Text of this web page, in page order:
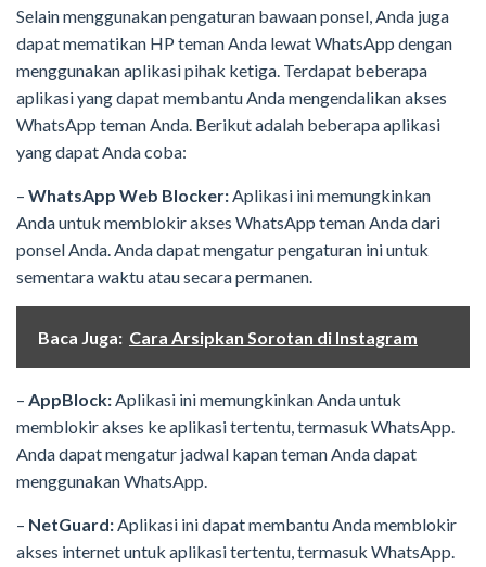
Selain menggunakan pengaturan bawaan ponsel, Anda juga
dapat mematikan HP teman Anda lewat WhatsApp dengan
menggunakan aplikasi pihak ketiga. Terdapat beberapa
aplikasi yang dapat membantu Anda mengendalikan akses
WhatsApp teman Anda. Berikut adalah beberapa aplikasi
yang dapat Anda coba:
– WhatsApp Web Blocker:Aplikasi ini memungkinkan
Anda untuk memblokir akses WhatsApp teman Anda dari
ponsel Anda. Anda dapat mengatur pengaturan ini untuk
sementara waktu atau secara permanen.
Baca Juga: Cara Arsipkan Sorotan di Instagram
– AppBlock:Aplikasi ini memungkinkan Anda untuk
memblokir akses ke aplikasi tertentu, termasuk WhatsApp.
Anda dapat mengatur jadwal kapan teman Anda dapat
menggunakan WhatsApp.
– NetGuard:Aplikasi ini dapat membantu Anda memblokir
akses internet untuk aplikasi tertentu, termasuk WhatsApp.